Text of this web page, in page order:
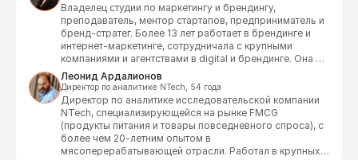
Владелец студии по маркетингу и брендингу,
преподаватель, ментор стартапов, предприниматель и
бренд-стратег. Более 13 лет работает в брендинге и
интернет‑маркетинге, сотрудничала с крупными
компаниями и агентствами в digital и брендинге. Она
была руководителем и разработчиком проекта Brand
Hub by Depot — онлайн‑сервиса по созданию
брендов, который предлагал цифровую модель заказа
брендинговых услуг для бизнеса.
Леонид Ардалионов
Директор по аналитике NTech, 54 года
Директор по аналитике исследовательской компании
NTech, специализирующейся на рынке FMCG
(продукты питания и товары повседневного спроса), с
более чем 20-летним опытом в
мясоперерабатывающей отрасли. Работал в крупных